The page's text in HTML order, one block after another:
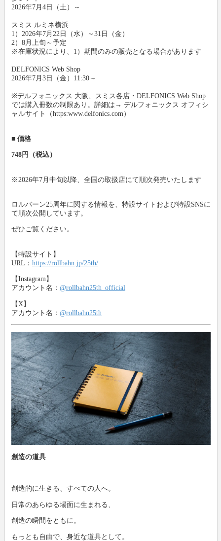
2026年7月4日（土）～
スミス ルミネ横浜
1）2026年7月22日（水）～31日（金）
2）8月上旬～予定
※在庫状況により、1）期間のみの販売となる場合があります
DELFONICS Web Shop
2026年7月3日（金）11:30～
※デルフォニックス 大阪、スミス各店・DELFONICS Web Shop
では購入冊数の制限あり。詳細は→ デルフォニックス オフィシ
ャルサイト（https:www.delfonics.com）
■ 価格
748円（税込）
※2026年7月中旬以降、全国の取扱店にて順次発売いたします
ロルバーン25周年に関する情報を、特設サイトおよび特設SNSに
て順次公開しています。
ぜひご覧ください。
【特設サイト】
URL： https://rollbahn.jp/25th/
【Instagram】
アカウント名： @rollbahn25th_official
【X】
アカウント名： @rollbahn25th
創造の道具
創造的に生きる、すべての人へ。
日常のあらゆる場面に生まれる、
創造の瞬間をともに。
もっとも自由で、身近な道具として。